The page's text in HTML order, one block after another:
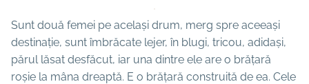
Sunt două femei pe același drum, merg spre aceeași
destinație, sunt îmbrăcate lejer, în blugi, tricou, adidași,
părul lăsat desfăcut, iar una dintre ele are o brățară
roșie la mâna dreaptă. E o brățară construită de ea. Cele